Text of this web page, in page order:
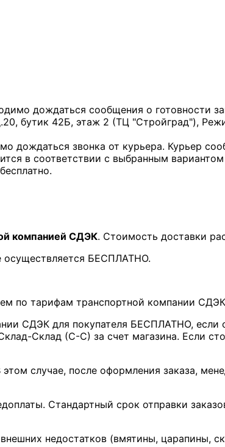
дождаться сообщения о готовности
бутик 42Б, этаж 2 (ТЦ "Стройград"),
дождаться звонка от курьера. Курьер
в соответствии с выбранным
компанией СДЭК. Стоимость доставки
осуществляется БЕСПЛАТНО.
по тарифам транспортной компании
СДЭК для покупателя БЕСПЛАТНО, если
Склад (С-С) за счет магазина. Если
случае, после оформления заказа,
Стандартный срок отправки
недостатков (вмятины, царапины,